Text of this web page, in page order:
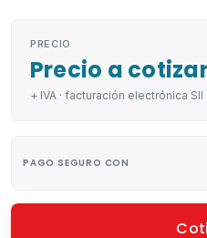
PRECIO
Precio a
+ IVA · facturación electrónica SII
PAGO SEGURO CON